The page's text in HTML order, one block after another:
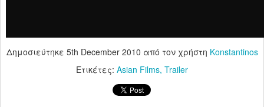
Δημοσιεύτηκε 5th December 2010 από τον χρήστη Konstantinos
Ετικέτες: Asian Films Trailer